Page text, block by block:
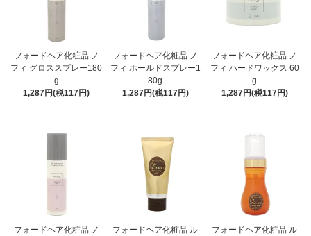
フォードヘア化粧品 ノ
フィ グロススプレー180
g
1,287円(税117円)
フォードヘア化粧品 ノ
フィ ホールドスプレー1
80g
1,287円(税117円)
フォードヘア化粧品 ノ
フィ ハードワックス 60
g
1,287円(税117円)
フォードヘア化粧品 ノ
フォードヘア化粧品 ル
フォードヘア化粧品 ル